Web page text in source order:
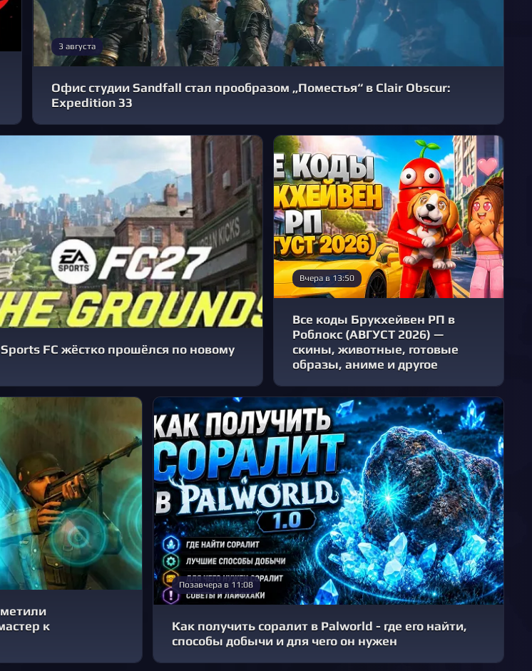
3 августа
Офис студии Sandfall стал прообразом „Поместья“ в Clair Obscur:
Expedition 33
FC жёстко прошёлся по новому
Вчера в 13:50
Все коды Брукхейвен РП в
Роблокс (АВГУСТ 2026) —
скины, животные, готовые
образы, аниме и другое
к
Позавчера в 11:08
Как получить соралит в Palworld - где его найти,
способы добычи и для чего он нужен